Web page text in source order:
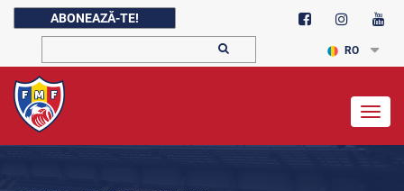
ABONEAZĂ-TE!
RO